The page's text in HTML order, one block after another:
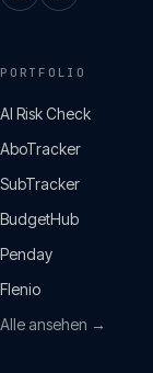
PORTFOLIO
AI Risk Check
AboTracker
SubTracker
BudgetHub
Penday
Flenio
Alle ansehen →